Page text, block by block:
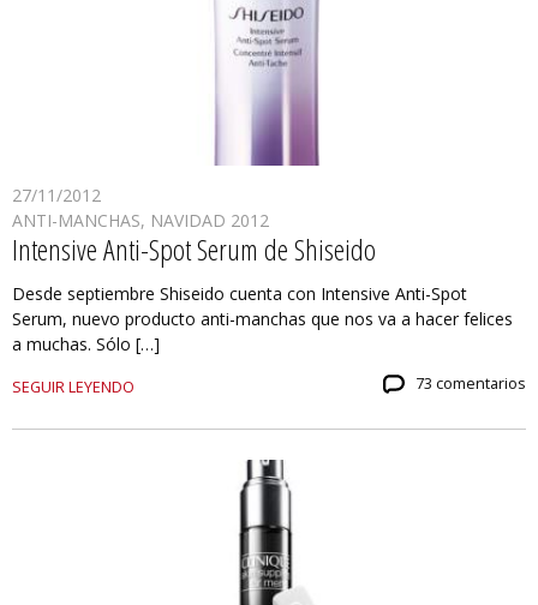
27/11/2012
ANTI-MANCHAS, NAVIDAD 2012
Intensive Anti-Spot Serum de Shiseido
Desde septiembre Shiseido cuenta con Intensive Anti-Spot
Serum, nuevo producto anti-manchas que nos va a hacer felices
a muchas. Sólo […]
SEGUIR LEYENDO 73 comentarios